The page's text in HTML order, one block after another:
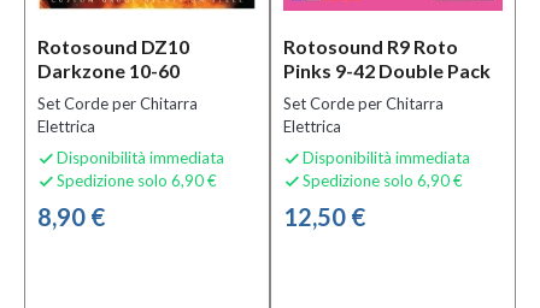
Rotosound DZ10
Darkzone 10-60
Set Corde per Chitarra
Elettrica
 Disponibilità immediata
 Spedizione solo 6,90 €
8,90 €
Rotosound R9 Roto
Pinks 9-42 Double Pack
Set Corde per Chitarra
Elettrica
 Disponibilità immediata
 Spedizione solo 6,90 €
12,50 €